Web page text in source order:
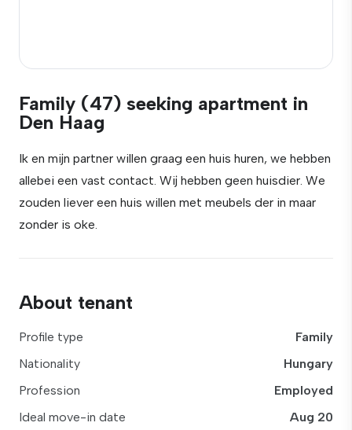
Family (47) seeking apartment in
Den Haag
Ik en mijn partner willen graag een huis huren, we hebben
allebei een vast contact. Wij hebben geen huisdier. We
zouden liever een huis willen met meubels der in maar
zonder is oke.
About tenant
Profile type
Family
Nationality
Hungary
Profession
Employed
Ideal move-in date
Aug 20